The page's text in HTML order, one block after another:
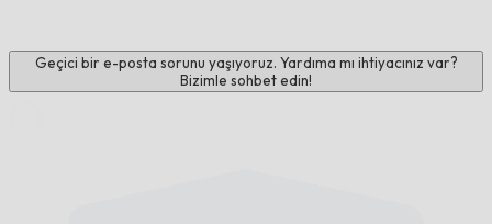
Geçici bir e-posta sorunu yaşıyoruz. Yardıma mı ihtiyacınız var?
Bizimle sohbet edin!